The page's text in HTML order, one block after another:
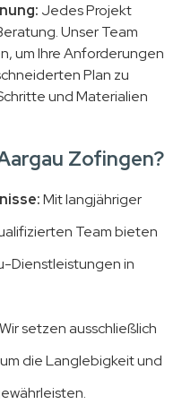
Jedes Projekt
Unser Team
um Ihre Anforderungen
Plan zu
und Materialien
Zofingen?
Mit langjähriger
Team bieten
Dienstleistungen in
Wir setzen ausschließlich
die Langlebigkeit und